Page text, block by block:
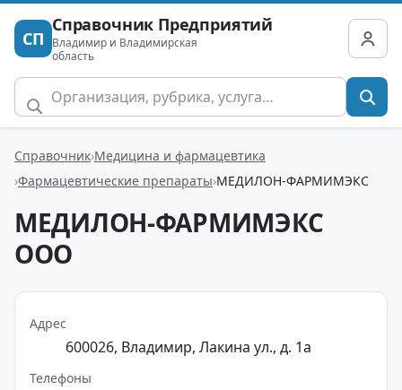
СП
Справочник Предприятий
Владимир и Владимирская
область
Справочник Медицина и фармацевтика
Фармацевтические препараты МЕДИЛОН-ФАРМИМЭКС
МЕДИЛОН-ФАРМИМЭКС
ООО
Адрес
600026, Владимир, Лакина ул., д. 1а
Телефоны